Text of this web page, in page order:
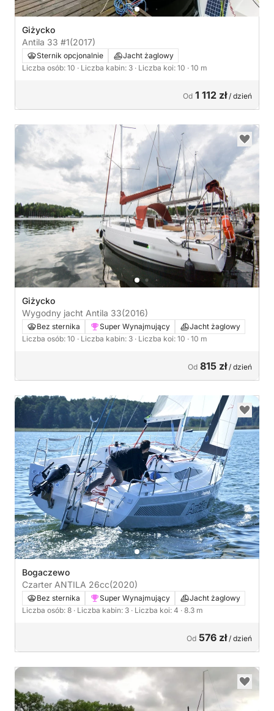
Giżycko
Antila 33 #1(2017)
Sternik opcjonalnie
Jacht żaglowy
Liczba osób: 10 · Liczba kabin: 3 · Liczba koi: 10 · 10 m
Od 1 112 zł/ dzień
Giżycko
Wygodny jacht Antila 33(2016)
Bez sternika Super Wynajmujący
Jacht żaglowy
Liczba osób: 10 · Liczba kabin: 3 · Liczba koi: 10 · 10 m
Od 815 zł/ dzień
Bogaczewo
Czarter ANTILA 26cc(2020)
Bez sternika Super Wynajmujący
Jacht żaglowy
Liczba osób: 8 · Liczba kabin: 3 · Liczba koi: 4 · 8.3 m
Od 576 zł/ dzień